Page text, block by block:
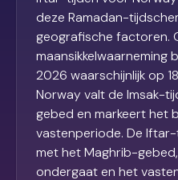
deze Ramadan-
geografische factoren.
maansikkelwaarneming
2026 waarschijnlijk op
Norway valt de Imsak-
gebed en markeert het
vastenperiode. De
met het Maghrib-
ondergaat en het